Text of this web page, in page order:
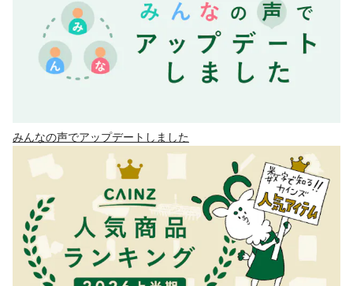
みんなの声でアップデートしました